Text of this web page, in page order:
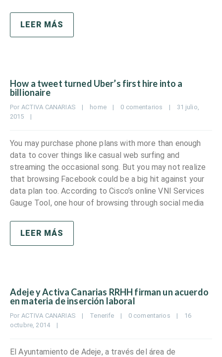
LEER MÁS
How a tweet turned Uber’s first hire into a
billionaire
Por ACTIVA CANARIAS | home | 0 comentarios |
31 julio,
2015 |
You may purchase phone plans with more than enough
data to cover things like casual web surfing and
streaming the occasional song. But you may not realize
that browsing Facebook could be a big hit against your
data plan too. According to Cisco’s online VNI Services
Gauge Tool, one hour of browsing through social media
LEER MÁS
Adeje y Activa Canarias RRHH firman un acuerdo
en materia de inserción laboral
Por ACTIVA CANARIAS | Tenerife | 0 comentarios |
16
octubre, 2014 |
El Ayuntamiento de Adeje, a través del área de